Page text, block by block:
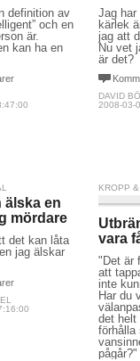
definition av
och en
är.
kan ha en
Jag har
kärlek
jag att
Nu vet
är det?
DAVID
2008-03-
älska en
mördare
det kan låta
jag älskar
KROPP
vara
"Det är
att
inte
Har du
det helt
förhålla
pågår?"